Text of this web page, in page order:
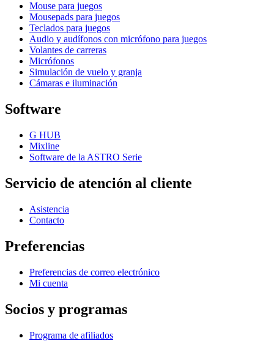
Mouse para juegos
Mousepads para juegos
Teclados para juegos
Audio y audífonos con micrófono para juegos
Volantes de carreras
Micrófonos
Simulación de vuelo y granja
Cámaras e iluminación
Software
G HUB
Mixline
Software de la ASTRO Serie
Servicio de atención al cliente
Asistencia
Contacto
Preferencias
Preferencias de correo electrónico
Mi cuenta
Socios y programas
Programa de afiliados